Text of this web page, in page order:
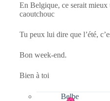
En Belgique, ce serait mieux
caoutchouc
Tu peux lui dire que l’été,
Bon week-end.
Bien à toi
Belbe